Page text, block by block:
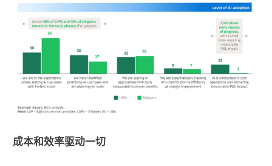
成本和效率驱动一切